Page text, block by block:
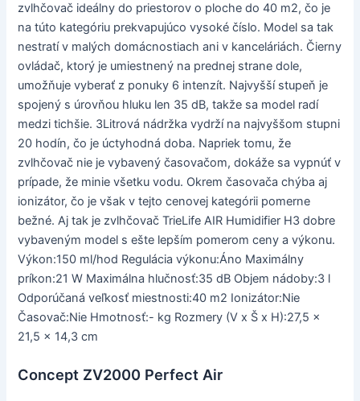
zvlhčovač ideálny do priestorov o ploche do 40 m2, čo je
na túto kategóriu prekvapujúco vysoké číslo. Model sa tak
nestratí v malých domácnostiach ani v kanceláriách. Čierny
ovládač, ktorý je umiestnený na prednej strane dole,
umožňuje vyberať z ponuky 6 intenzít. Najvyšší stupeň je
spojený s úrovňou hluku len 35 dB, takže sa model radí
medzi tichšie. 3Litrová nádržka vydrží na najvyššom stupni
20 hodín, čo je úctyhodná doba. Napriek tomu, že
zvlhčovač nie je vybavený časovačom, dokáže sa vypnúť v
prípade, že minie všetku vodu. Okrem časovača chýba aj
ionizátor, čo je však v tejto cenovej kategórii pomerne
bežné. Aj tak je zvlhčovač TrieLife AIR Humidifier H3 dobre
vybaveným model s ešte lepším pomerom ceny a výkonu.
Výkon:150 ml/hod Regulácia výkonu:Áno Maximálny
príkon:21 W Maximálna hlučnosť:35 dB Objem nádoby:3 l
Odporúčaná veľkosť miestnosti:40 m2 Ionizátor:Nie
Časovač:Nie Hmotnosť:- kg Rozmery (V x Š x H):27,5 x
21,5 × 14,3 cm
Concept ZV2000 Perfect Air